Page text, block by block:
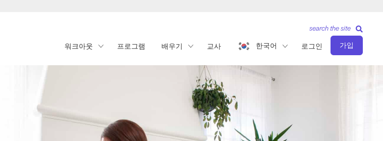
워크아웃 프로그램 배우기 교사 한국어 로그인 가입
search the site